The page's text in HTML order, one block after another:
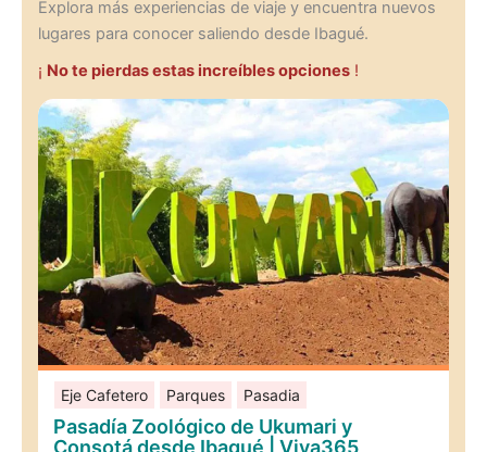
Explora más experiencias de viaje y encuentra nuevos
lugares para conocer saliendo desde Ibagué.
¡ No te pierdas estas increíbles opciones!
Eje Cafetero Parques Pasadia
Pasadía Zoológico de Ukumari y
Consotá desde Ibagué | Viva365